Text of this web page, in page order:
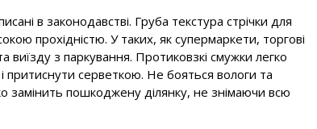
в законодавстві. Груба текстура стрічки для
прохідністю. У таких, як супермаркети, торгові
виїзду з паркування. Протиковзкі смужки легко
притиснути серветкою. Не бояться вологи та
замінить пошкоджену ділянку, не знімаючи всю